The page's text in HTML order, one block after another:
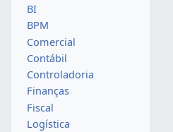
BI
BPM
Comercial
Contábil
Controladoria
Finanças
Fiscal
Logística